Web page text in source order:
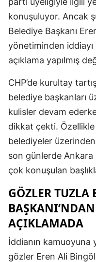
konuşuluyor. Ancak
Belediye Başkanı
yönetiminden
açıklama yapılmış
CHP’de kurultay
belediye başkanları
kulisler devam
dikkat çekti. Özellikle
belediyeler
son günlerde
çok konuşulan
GÖZLER TUZLA
AÇIKLAMADA
İddianın kamuoyuna
gözler Eren Ali